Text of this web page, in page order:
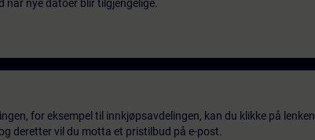
når nye datoer blir tilgjengelige.
for eksempel til innkjøpsavdelingen, kan du klikke på lenken
deretter vil du motta et pristilbud på e-post.